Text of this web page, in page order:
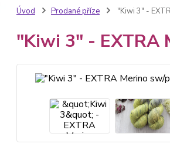
Úvod Prodané příze "Kiwi 3" -
"Kiwi 3" - EXTRA